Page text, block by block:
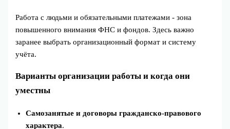
Работа с людьми и обязательными платежами - зона
повышенного внимания ФНС и фондов. Здесь важно
заранее выбрать организационный формат и систему
учёта.
Варианты организации работы и когда они
уместны
Самозанятые и договоры гражданско-правового
характера.